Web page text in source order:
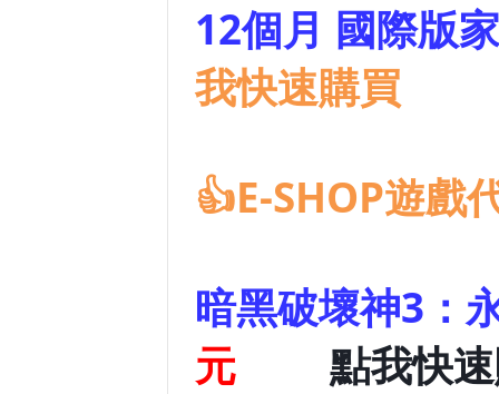
12個月 國際版
我快速購買
👍E-SHOP遊戲
暗黑破
元 點我快